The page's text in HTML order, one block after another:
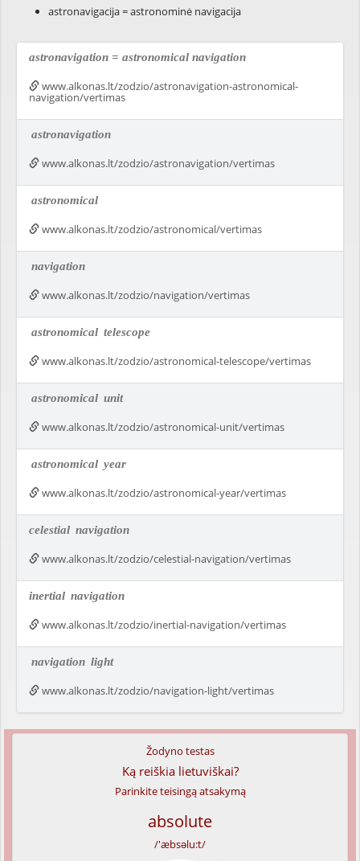
astronavigacija = astronominė navigacija
astronavigation = astronomical navigation
www.alkonas.lt/zodzio/astronavigation-astronomical-
navigation/vertimas
astronavigation
www.alkonas.lt/zodzio/astronavigation/vertimas
astronomical
www.alkonas.lt/zodzio/astronomical/vertimas
navigation
www.alkonas.lt/zodzio/navigation/vertimas
astronomical telescope
www.alkonas.lt/zodzio/astronomical-telescope/vertimas
astronomical unit
www.alkonas.lt/zodzio/astronomical-unit/vertimas
astronomical year
www.alkonas.lt/zodzio/astronomical-year/vertimas
celestial navigation
www.alkonas.lt/zodzio/celestial-navigation/vertimas
inertial navigation
www.alkonas.lt/zodzio/inertial-navigation/vertimas
navigation light
www.alkonas.lt/zodzio/navigation-light/vertimas
Žodyno testas
Ką reiškia lietuviškai?
Parinkite teisingą atsakymą
absolute
/'æbsəlu:t/